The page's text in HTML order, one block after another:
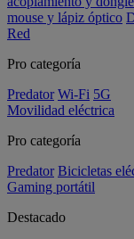
mouse y lápiz óptico
Red
Pro categoría
Predator Wi-Fi 5G
Movilidad eléctrica
Pro categoría
Predator Bicicletas
Gaming portátil
Destacado